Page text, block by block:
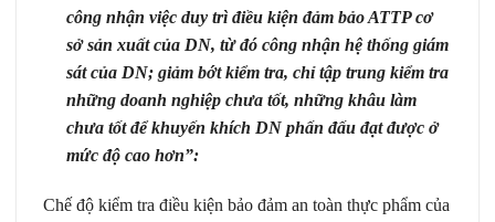
công nhận việc duy trì điều kiện đảm bảo ATTP cơ
sở sản xuất của DN, từ đó công nhận hệ thống giám
sát của DN; giảm bớt kiểm tra, chỉ tập trung kiểm tra
những doanh nghiệp chưa tốt, những khâu làm
chưa tốt để khuyến khích DN phấn đấu đạt được ở
mức độ cao hơn”:
Chế độ kiểm tra điều kiện bảo đảm an toàn thực phẩm của